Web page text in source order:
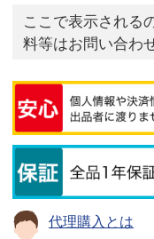
ここで表示される
料等はお問い合わ
代理購入とは